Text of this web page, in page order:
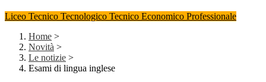
Liceo Tecnico Tecnologico Tecnico Economico Professionale
Home >
Novità >
Le notizie >
Esami di lingua inglese